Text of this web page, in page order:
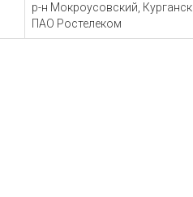
р-н Мокроусовский,
ПАО Ростелеком